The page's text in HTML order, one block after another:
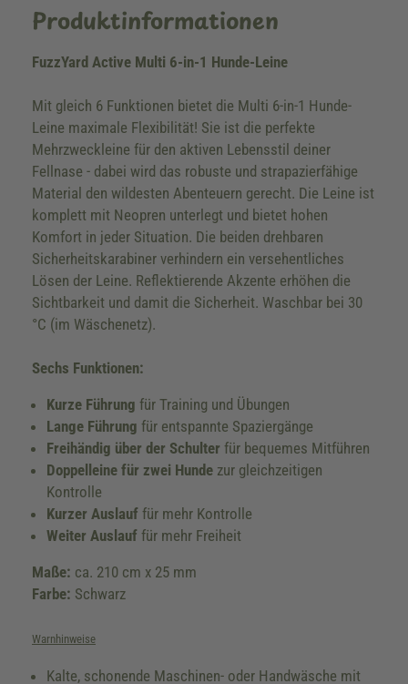
Produktinformationen
FuzzYard Active Multi 6-in-1 Hunde-Leine
Mit gleich 6 Funktionen bietet die Multi 6-in-1 Hunde-
Leine maximale Flexibilität! Sie ist die perfekte
Mehrzweckleine für den aktiven Lebensstil deiner
Fellnase - dabei wird das robuste und strapazierfähige
Material den wildesten Abenteuern gerecht. Die Leine ist
komplett mit Neopren unterlegt und bietet hohen
Komfort in jeder Situation. Die beiden drehbaren
Sicherheitskarabiner verhindern ein versehentliches
Lösen der Leine. Reflektierende Akzente erhöhen die
Sichtbarkeit und damit die Sicherheit. Waschbar bei 30
°C (im Wäschenetz).
Sechs Funktionen:
Kurze Führung für Training und Übungen
Lange Führung für entspannte Spaziergänge
Freihändig über der Schulter für bequemes Mitführen
Doppelleine für zwei Hunde zur gleichzeitigen
Kontrolle
Kurzer Auslauf für mehr Kontrolle
Weiter Auslauf für mehr Freiheit
Maße: ca. 210 cm x 25 mm
Farbe: Schwarz
Warnhinweise
Kalte, schonende Maschinen- oder Handwäsche mit